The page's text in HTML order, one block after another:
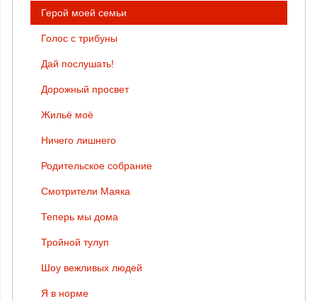
Герой моей семьи
Голос с трибуны
Дай послушать!
Дорожный просвет
Жильё моё
Ничего лишнего
Родительское собрание
Смотрители Маяка
Теперь мы дома
Тройной тулуп
Шоу вежливых людей
Я в норме